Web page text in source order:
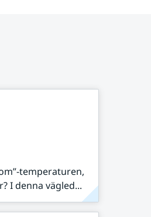
temperaturen,
I denna vägled...